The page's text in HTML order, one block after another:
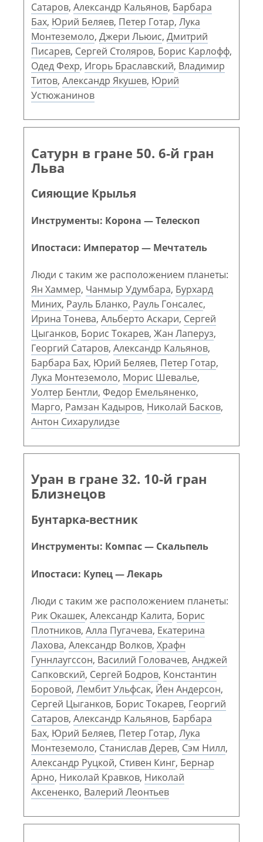
Сатаров, Александр Кальянов, Барбара
Бах, Юрий Беляев, Петер Готар, Лука
Монтеземоло, Джери Льюис, Дмитрий
Писарев, Сергей Столяров, Борис Карлофф,
Одед Фехр, Игорь Браславский, Владимир
Титов, Александр Якушев, Юрий
Устюжанинов
Сатурн в гране 50. 6-й гран
Льва
Сияющие Крылья
Инструменты: Корона — Телескоп
Ипостаси: Император — Мечтатель
Люди с таким же расположением планеты:
Ян Хаммер, Чанмыр Удумбара, Бурхард
Миних, Рауль Бланко, Рауль Гонсалес,
Ирина Тонева, Альберто Аскари, Сергей
Цыганков, Борис Токарев, Жан Лаперуз,
Георгий Сатаров, Александр Кальянов,
Барбара Бах, Юрий Беляев, Петер Готар,
Лука Монтеземоло, Морис Шевалье,
Уолтер Бентли, Федор Емельяненко,
Марго, Рамзан Кадыров, Николай Басков,
Антон Сихарулидзе
Уран в гране 32. 10-й гран
Близнецов
Бунтарка-вестник
Инструменты: Компас — Скальпель
Ипостаси: Купец — Лекарь
Люди с таким же расположением планеты:
Рик Окашек, Александр Калита, Борис
Плотников, Алла Пугачева, Екатерина
Лахова, Александр Волков, Храфн
Гуннлаугссон, Василий Головачев, Анджей
Сапковский, Сергей Бодров, Константин
Боровой, Лембит Ульфсак, Йен Андерсон,
Сергей Цыганков, Борис Токарев, Георгий
Сатаров, Александр Кальянов, Барбара
Бах, Юрий Беляев, Петер Готар, Лука
Монтеземоло, Станислав Дерев, Сэм Нилл,
Александр Руцкой, Стивен Кинг, Бернар
Арно, Николай Кравков, Николай
Аксененко, Валерий Леонтьев